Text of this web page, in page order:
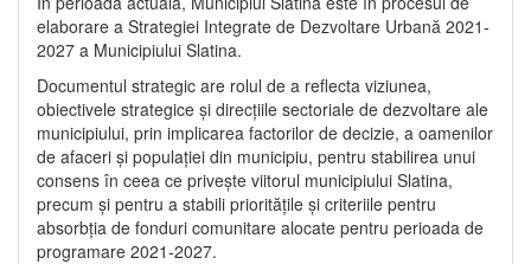
elaborare a Strategiei Integrate de Dezvoltare Urbană 2021‐
2027 a Municipiului Slatina.
Documentul strategic are rolul de a reflecta viziunea,
obiectivele strategice și direcțiile sectoriale de dezvoltare ale
municipiului, prin implicarea factorilor de decizie, a oamenilor
de afaceri și populației din municipiu, pentru stabilirea unui
consens în ceea ce privește viitorul municipiului Slatina,
precum și pentru a stabili prioritățile și criteriile pentru
absorbția de fonduri comunitare alocate pentru perioada de
programare 2021-2027.